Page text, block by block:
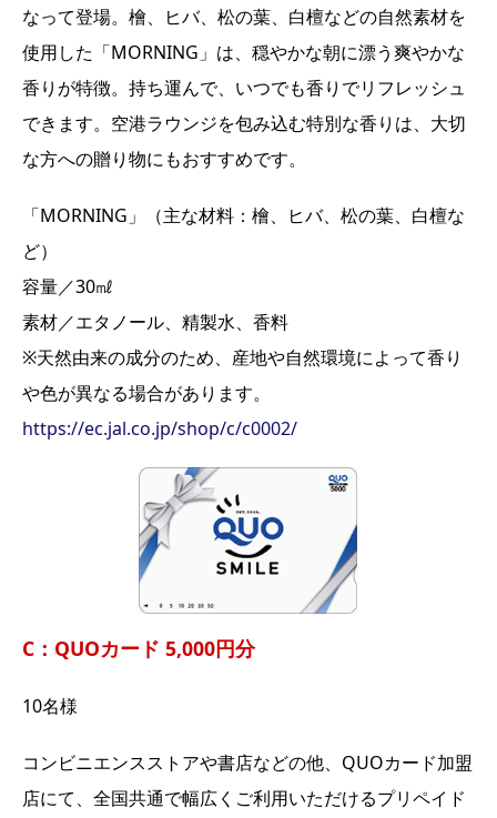
なって登場。檜、ヒバ、松の葉、白檀などの自然素材を
使用した「MORNING」は、穏やかな朝に漂う爽やかな
香りが特徴。持ち運んで、いつでも香りでリフレッシュ
できます。空港ラウンジを包み込む特別な香りは、大切
な方への贈り物にもおすすめです。
「MORNING」（主な材料：檜、ヒバ、松の葉、白檀な
ど）
容量／30㎖
素材／エタノール、精製水、香料
※天然由来の成分のため、産地や自然環境によって香り
や色が異なる場合があります。
https://ec.jal.co.jp/shop/c/c0002/
C：QUOカード 5,000円分
10名様
コンビニエンスストアや書店などの他、QUOカード加盟
店にて、全国共通で幅広くご利用いただけるプリペイド